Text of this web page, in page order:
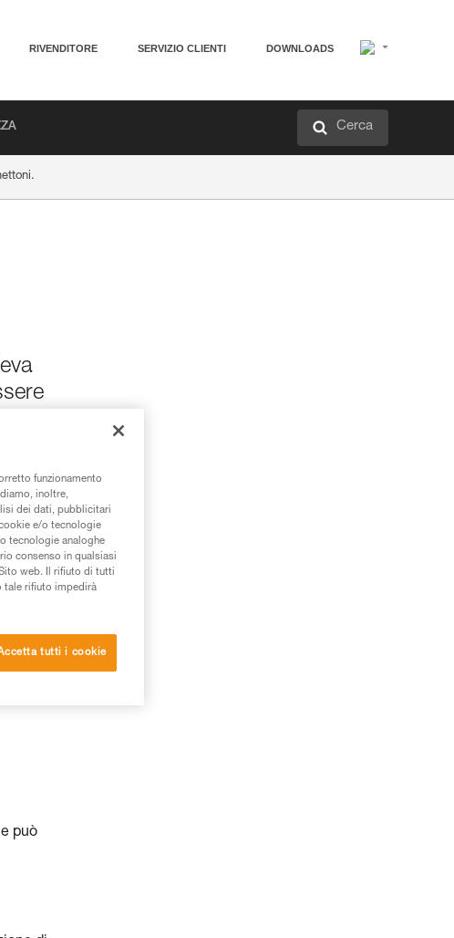
RIVENDITORE SERVIZIO CLIENTI DOWNLOADS
Cerca
può
funzionamento
inoltre,
dei dati, pubblicitari
e/o tecnologie
tecnologie analoghe
consenso in qualsiasi
web. Il rifiuto di tutti
tale rifiuto impedirà
tutti i cookie